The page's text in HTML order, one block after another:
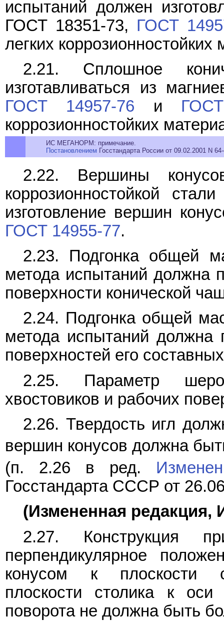
испытаний должен
ГОСТ 18351-73, ГОСТ
легких коррозионностойких
2.21. Сплошное
изготавливаться из
ГОСТ 14957-76 и
коррозионностойких
ИС МЕГАНОРМ: примечание.
Постановлением Госстандарта России от 09.02.2001 N
2.22. Вершины
коррозионностойкой
изготовление вершин
ГОСТ 14955-77.
2.23. Подгонка общей
метода испытаний должна
поверхности конической
2.24. Подгонка общей
метода испытаний должна
поверхностей его
2.25. Параметр
хвостовиков и рабочих
2.26. Твердость игл
вершин конусов должна
(п. 2.26 в ред.
Госстандарта СССР от
(Измененная редакция,
2.27. Конструкция
перпендикулярное
конусом к плоскости
плоскости столика к
поворота не должна быть